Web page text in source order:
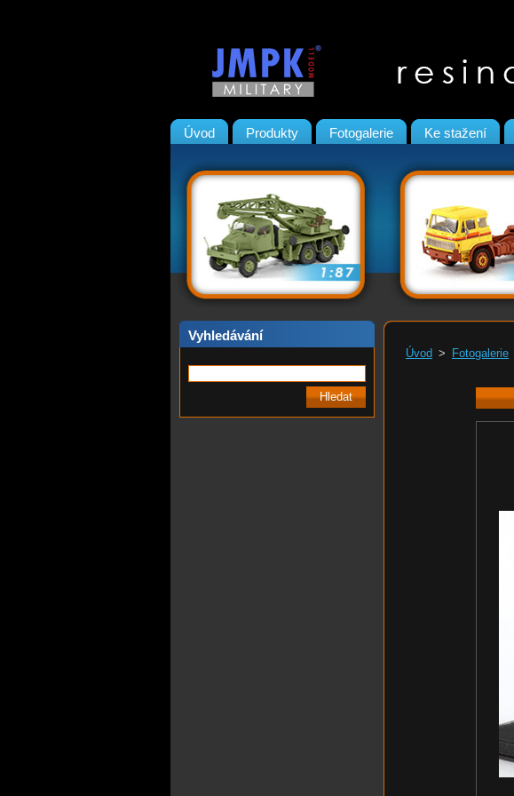
Úvod Produkty Fotogalerie Ke stažení
Vyhledávání
Úvod > Fotogalerie